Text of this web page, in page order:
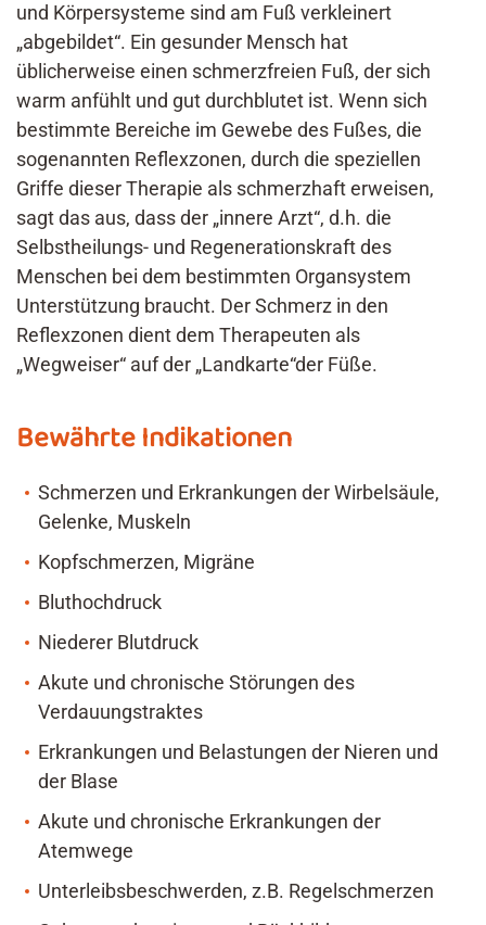
und Körpersysteme sind am Fuß verkleinert
„abgebildet“. Ein gesunder Mensch hat
üblicherweise einen schmerzfreien Fuß, der sich
warm anfühlt und gut durchblutet ist. Wenn sich
bestimmte Bereiche im Gewebe des Fußes, die
sogenannten Reflexzonen, durch die speziellen
Griffe dieser Therapie als schmerzhaft erweisen,
sagt das aus, dass der „innere Arzt“, d.h. die
Selbstheilungs- und Regenerationskraft des
Menschen bei dem bestimmten Organsystem
Unterstützung braucht. Der Schmerz in den
Reflexzonen dient dem Therapeuten als
„Wegweiser“ auf der „Landkarte“der Füße.
Bewährte Indikationen
Schmerzen und Erkrankungen der Wirbelsäule,
Gelenke, Muskeln
Kopfschmerzen, Migräne
Bluthochdruck
Niederer Blutdruck
Akute und chronische Störungen des
Verdauungstraktes
Erkrankungen und Belastungen der Nieren und
der Blase
Akute und chronische Erkrankungen der
Atemwege
Unterleibsbeschwerden, z.B. Regelschmerzen